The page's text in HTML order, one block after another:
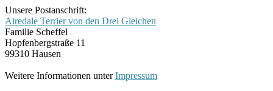
Unsere Postanschrift:
Airedale Terrier von den Drei Gleichen
Familie Scheffel
Hopfenbergstraße 11
99310 Hausen
Weitere Informationen unterImpressum